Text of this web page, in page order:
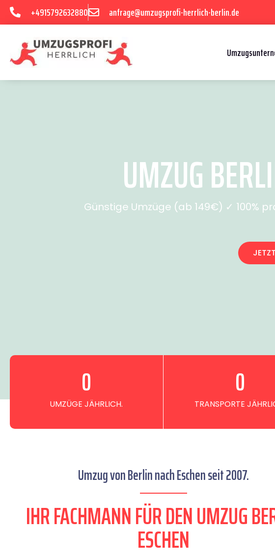
+4915792632880 anfrage@umzugsprofi-herrlich-berlin.de
UMZUG
Günstige Umzüge (ab 149€) ✓ 100%
UMZÜGE JÄHRLICH.
0
TRANSPORTE
0
Umzug von Berlin nach Eschen seit 2007.
IHR FACHMANN FÜR DEN UMZUG
ESCHEN